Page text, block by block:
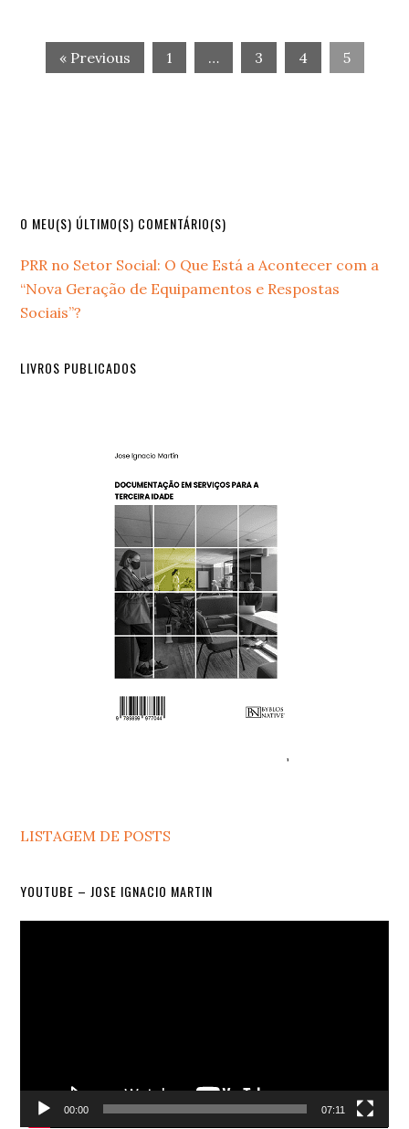
« Previous 1 … 3 4 5
Primary
Sidebar
O MEU(S) ÚLTIMO(S) COMENTÁRIO(S)
PRR no Setor Social: O Que Está a Acontecer com a
“Nova Geração de Equipamentos e Respostas
Sociais”?
LIVROS PUBLICADOS
LISTAGEM DE POSTS
YOUTUBE – JOSE IGNACIO MARTIN
00:00 07:11